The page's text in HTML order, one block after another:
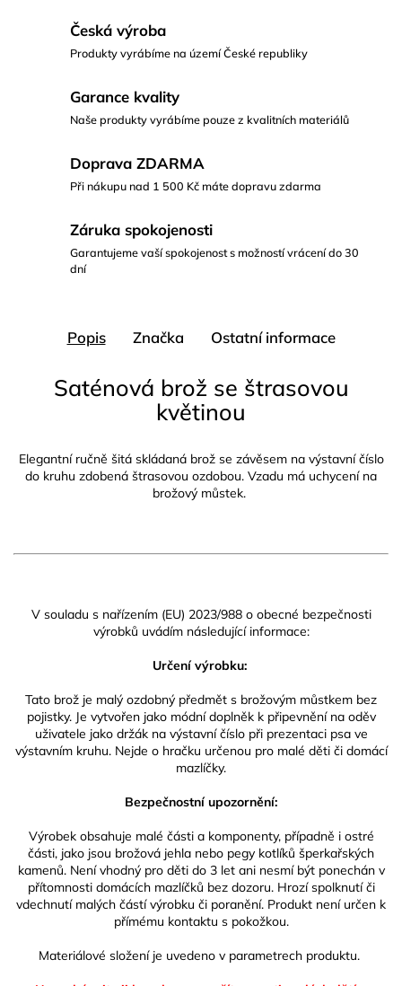
Česká výroba
Produkty vyrábíme na území České republiky
Garance kvality
Naše produkty vyrábíme pouze z kvalitních materiálů
Doprava ZDARMA
Při nákupu nad 1 500 Kč máte dopravu zdarma
Záruka spokojenosti
Garantujeme vaší spokojenost s možností vrácení do 30
dní
Popis Značka Ostatní informace
Saténová brož se štrasovou
květinou
Elegantní ručně šitá skládaná brož se závěsem na výstavní číslo
do kruhu zdobená štrasovou ozdobou. Vzadu má uchycení na
brožový můstek.
V souladu s nařízením (EU) 2023/988 o obecné bezpečnosti
výrobků uvádím následující informace:
Určení výrobku:
Tato brož je malý ozdobný předmět s brožovým můstkem bez
pojistky. Je vytvořen jako módní doplněk k připevnění na oděv
uživatele jako držák na výstavní číslo při prezentaci psa ve
výstavním kruhu. Nejde o hračku určenou pro malé děti či domácí
mazlíčky.
Bezpečnostní upozornění:
Výrobek obsahuje malé části a komponenty, případně i ostré
části, jako jsou brožová jehla nebo pegy kotlíků šperkařských
kamenů. Není vhodný pro děti do 3 let ani nesmí být ponechán v
přítomnosti domácích mazlíčků bez dozoru. Hrozí spolknutí či
vdechnutí malých částí výrobku či poranění. Produkt není určen k
přímému kontaktu s pokožkou.
Materiálové složení je uvedeno v parametrech produktu.